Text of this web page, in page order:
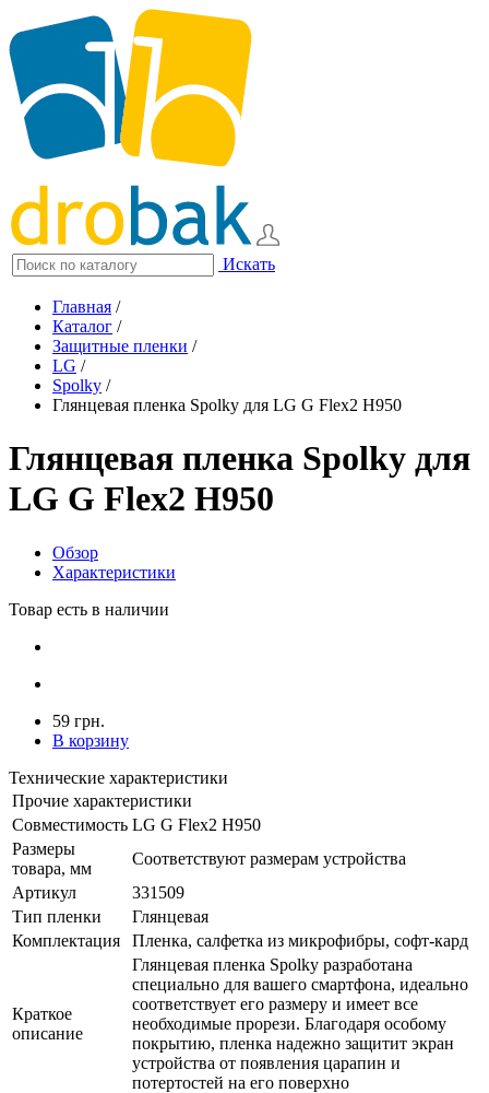
Искать
Главная /
Каталог /
Защитные пленки /
LG /
Spolky /
Глянцевая пленка Spolky для LG G Flex2 H950
Глянцевая пленка Spolky для
LG G Flex2 H950
Обзор
Характеристики
Товар есть в наличии
59 грн.
В корзину
Технические характеристики
Прочие характеристики
Совместимость LG G Flex2 H950
Размеры
товара, мм
Соответствуют размерам устройства
Артикул
331509
Тип пленки
Глянцевая
Комплектация
Пленка, салфетка из микрофибры, софт-кард
Краткое
описание
Глянцевая пленка Spolky разработана
специально для вашего смартфона, идеально
соответствует его размеру и имеет все
необходимые прорези. Благодаря особому
покрытию, пленка надежно защитит экран
устройства от появления царапин и
потертостей на его поверхно